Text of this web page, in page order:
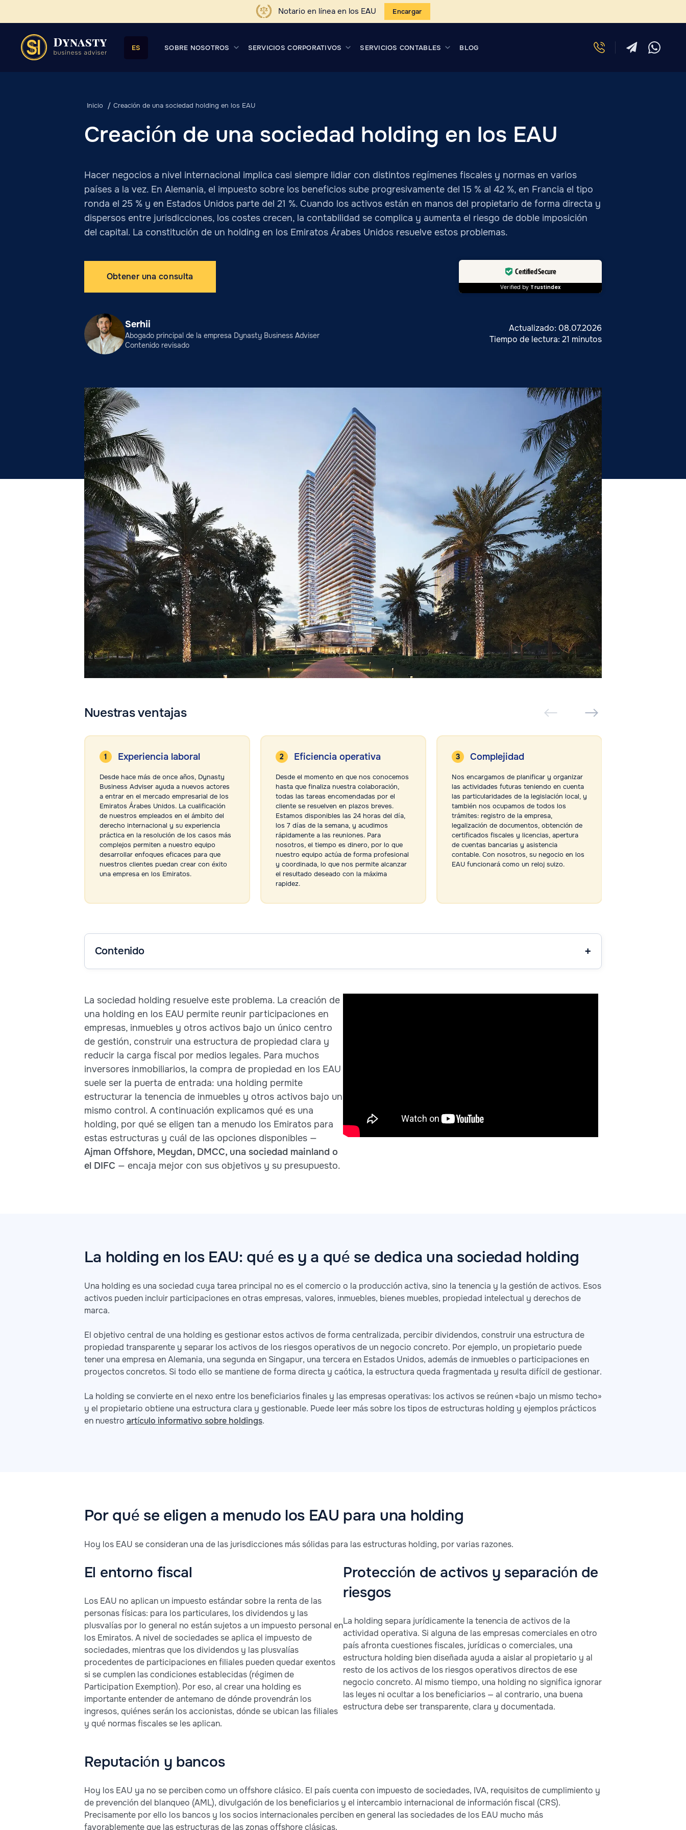
Notario en línea en los EAU Encargar
ES SOBRE NOSOTROS SERVICIOS CORPORATIVOS SERVICIOS CONTABLES BLOG
Inicio Creación de una sociedad holding en los EAU
Creación de una sociedad holding en los EAU
Hacer negocios a nivel internacional implica casi siempre lidiar con distintos regímenes fiscales y normas en varios
países a la vez. En Alemania, el impuesto sobre los beneficios sube progresivamente del 15 % al 42 %, en Francia el tipo
ronda el 25 % y en Estados Unidos parte del 21 %. Cuando los activos están en manos del propietario de forma directa y
dispersos entre jurisdicciones, los costes crecen, la contabilidad se complica y aumenta el riesgo de doble imposición
del capital. La constitución de un holding en los Emiratos Árabes Unidos resuelve estos problemas.
Obtener una consulta Certified Secure
Verified by Trustindex
Serhii
Abogado principal de la empresa Dynasty Business Adviser
Contenido revisado
Actualizado: 08.07.2026
Tiempo de lectura: 21 minutos
Nuestras ventajas
Experiencia laboral
Desde hace más de once años, Dynasty
Business Adviser ayuda a nuevos actores
a entrar en el mercado empresarial de los
Emiratos Árabes Unidos. La cualificación
de nuestros empleados en el ámbito del
derecho internacional y su experiencia
práctica en la resolución de los casos más
complejos permiten a nuestro equipo
desarrollar enfoques eficaces para que
nuestros clientes puedan crear con éxito
una empresa en los Emiratos.
Eficiencia operativa
Desde el momento en que nos conocemos
hasta que finaliza nuestra colaboración,
todas las tareas encomendadas por el
cliente se resuelven en plazos breves.
Estamos disponibles las 24 horas del día,
los 7 días de la semana, y acudimos
rápidamente a las reuniones. Para
nosotros, el tiempo es dinero, por lo que
nuestro equipo actúa de forma profesional
y coordinada, lo que nos permite alcanzar
el resultado deseado con la máxima
rapidez.
Complejidad
Nos encargamos de planificar y organizar
las actividades futuras teniendo en cuenta
las particularidades de la legislación local, y
también nos ocupamos de todos los
trámites: registro de la empresa,
legalización de documentos, obtención de
certificados fiscales y licencias, apertura
de cuentas bancarias y asistencia
contable. Con nosotros, su negocio en los
EAU funcionará como un reloj suizo.
Contenido
La sociedad holding resuelve este problema. La creación de
una holding en los EAU permite reunir participaciones en
empresas, inmuebles y otros activos bajo un único centro
de gestión, construir una estructura de propiedad clara y
reducir la carga fiscal por medios legales. Para muchos
inversores inmobiliarios, la compra de propiedad en los EAU
suele ser la puerta de entrada: una holding permite
estructurar la tenencia de inmuebles y otros activos bajo un
mismo control. A continuación explicamos qué es una
holding, por qué se eligen tan a menudo los Emiratos para
estas estructuras y cuál de las opciones disponibles —
Ajman Offshore, Meydan, DMCC, una sociedad mainland o
el DIFC — encaja mejor con sus objetivos y su presupuesto.
La holding en los EAU: qué es y a qué se dedica una sociedad holding
Una holding es una sociedad cuya tarea principal no es el comercio o la producción activa, sino la tenencia y la gestión de activos. Esos
activos pueden incluir participaciones en otras empresas, valores, inmuebles, bienes muebles, propiedad intelectual y derechos de
marca.
El objetivo central de una holding es gestionar estos activos de forma centralizada, percibir dividendos, construir una estructura de
propiedad transparente y separar los activos de los riesgos operativos de un negocio concreto. Por ejemplo, un propietario puede
tener una empresa en Alemania, una segunda en Singapur, una tercera en Estados Unidos, además de inmuebles o participaciones en
proyectos concretos. Si todo ello se mantiene de forma directa y caótica, la estructura queda fragmentada y resulta difícil de gestionar.
La holding se convierte en el nexo entre los beneficiarios finales y las empresas operativas: los activos se reúnen «bajo un mismo techo»
y el propietario obtiene una estructura clara y gestionable. Puede leer más sobre los tipos de estructuras holding y ejemplos prácticos
en nuestro artículo informativo sobre holdings.
Por qué se eligen a menudo los EAU para una holding
Hoy los EAU se consideran una de las jurisdicciones más sólidas para las estructuras holding, por varias razones.
El entorno fiscal
Los EAU no aplican un impuesto estándar sobre la renta de las
personas físicas: para los particulares, los dividendos y las
plusvalías por lo general no están sujetos a un impuesto personal en
los Emiratos. A nivel de sociedades se aplica el impuesto de
sociedades, mientras que los dividendos y las plusvalías
procedentes de participaciones en filiales pueden quedar exentos
si se cumplen las condiciones establecidas (régimen de
Participation Exemption). Por eso, al crear una holding es
importante entender de antemano de dónde provendrán los
ingresos, quiénes serán los accionistas, dónde se ubican las filiales
y qué normas fiscales se les aplican.
Protección de activos y separación de
riesgos
La holding separa jurídicamente la tenencia de activos de la
actividad operativa. Si alguna de las empresas comerciales en otro
país afronta cuestiones fiscales, jurídicas o comerciales, una
estructura holding bien diseñada ayuda a aislar al propietario y al
resto de los activos de los riesgos operativos directos de ese
negocio concreto. Al mismo tiempo, una holding no significa ignorar
las leyes ni ocultar a los beneficiarios — al contrario, una buena
estructura debe ser transparente, clara y documentada.
Reputación y bancos
Hoy los EAU ya no se perciben como un offshore clásico. El país cuenta con impuesto de sociedades, IVA, requisitos de cumplimiento y
de prevención del blanqueo (AML), divulgación de los beneficiarios y el intercambio internacional de información fiscal (CRS).
Precisamente por ello los bancos y los socios internacionales perciben en general las sociedades de los EAU mucho más
favorablemente que las estructuras de las zonas offshore clásicas.